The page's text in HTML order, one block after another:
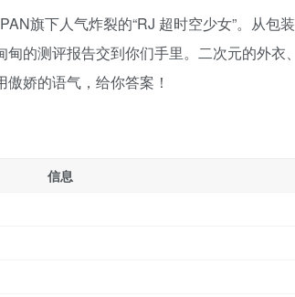
旗下人气炸裂的“RJ 超时空少女”。从包装
的测评报告交到你们手里。二次元的外衣、
娇的语气，给你答案！
信息